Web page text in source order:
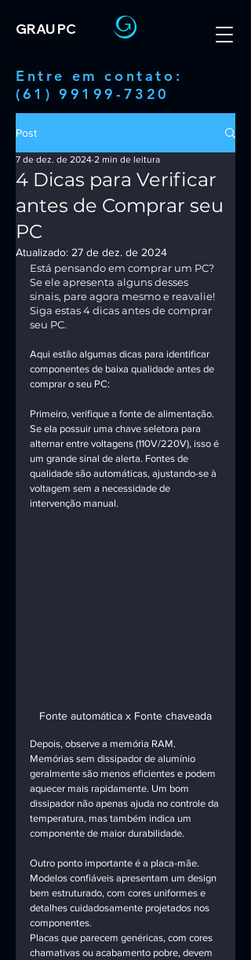
GRAU PC
Entre em contato:
(61) 99199-7320
Post
4 Dicas para Verificar
antes de Comprar seu
PC
7 de dez. de 2024 2 min de leitura
Atualizado: 27 de dez. de 2024
Está pensando em comprar um PC?
Se ele apresenta alguns desses
sinais, pare agora mesmo e reavalie!
Siga estas 4 dicas antes de comprar
seu PC.
Aqui estão algumas dicas para identificar
componentes de baixa qualidade antes de
comprar o seu PC:
Primeiro, verifique a fonte de alimentação.
Se ela possuir uma chave seletora para
alternar entre voltagens (110V/220V), isso é
um grande sinal de alerta. Fontes de
qualidade são automáticas, ajustando-se à
voltagem sem a necessidade de
intervenção manual.
Fonte automática x Fonte chaveada
Depois, observe a memória RAM.
Memórias sem dissipador de alumínio
geralmente são menos eficientes e podem
aquecer mais rapidamente. Um bom
dissipador não apenas ajuda no controle da
temperatura, mas também indica um
componente de maior durabilidade.
Outro ponto importante é a placa-mãe.
Modelos confiáveis apresentam um design
bem estruturado, com cores uniformes e
detalhes cuidadosamente projetados nos
componentes.
Placas que parecem genéricas, com cores
chamativas ou acabamento pobre, devem